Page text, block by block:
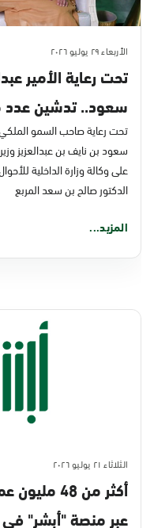
الأربعاء ٢٩ يوليو ٢٠٢٦
تحت رعاية الأمير
سعود.. تدشين عدد
التحول الرقمي
للأحوال المدنية
تحت رعاية صاحب السمو الملكي
سعود بن نايف بن عبدالعزيز
على وكالة وزارة الداخلية
الدكتور صالح بن سعد المربع
المزيد...
الثلاثاء ٢١ يوليو ٢٠٢٦
أكثر من 48
عبر منصة "أبشر" في